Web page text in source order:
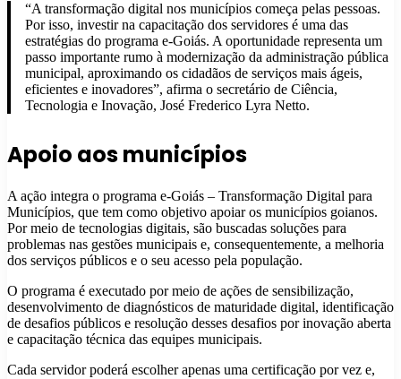
“A transformação digital nos municípios começa pelas pessoas.
Por isso, investir na capacitação dos servidores é uma das
estratégias do programa e-Goiás. A oportunidade representa um
passo importante rumo à modernização da administração pública
municipal, aproximando os cidadãos de serviços mais ágeis,
eficientes e inovadores”, afirma o secretário de Ciência,
Tecnologia e Inovação, José Frederico Lyra Netto.
Apoio aos municípios
A ação integra o programa e-Goiás – Transformação Digital para
Municípios, que tem como objetivo apoiar os municípios goianos.
Por meio de tecnologias digitais, são buscadas soluções para
problemas nas gestões municipais e, consequentemente, a melhoria
dos serviços públicos e o seu acesso pela população.
O programa é executado por meio de ações de sensibilização,
desenvolvimento de diagnósticos de maturidade digital, identificação
de desafios públicos e resolução desses desafios por inovação aberta
e capacitação técnica das equipes municipais.
Cada servidor poderá escolher apenas uma certificação por vez e,